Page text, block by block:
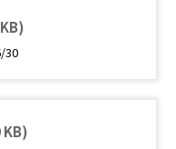
30
KB)